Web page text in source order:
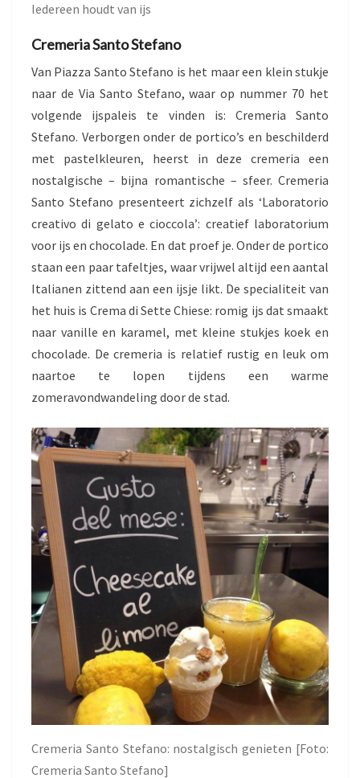
Iedereen houdt van ijs
Cremeria Santo Stefano
Van Piazza Santo Stefano is het maar een klein stukje
naar de Via Santo Stefano, waar op nummer 70 het
volgende ijspaleis te vinden is: Cremeria Santo
Stefano. Verborgen onder de portico’s en beschilderd
met pastelkleuren, heerst in deze cremeria een
nostalgische – bijna romantische – sfeer. Cremeria
Santo Stefano presenteert zichzelf als ‘Laboratorio
creativo di gelato e cioccola’: creatief laboratorium
voor ijs en chocolade. En dat proef je. Onder de portico
staan een paar tafeltjes, waar vrijwel altijd een aantal
Italianen zittend aan een ijsje likt. De specialiteit van
het huis is Crema di Sette Chiese: romig ijs dat smaakt
naar vanille en karamel, met kleine stukjes koek en
chocolade. De cremeria is relatief rustig en leuk om
naartoe te lopen tijdens een warme
zomeravondwandeling door de stad.
Cremeria Santo Stefano: nostalgisch genieten [Foto:
Cremeria Santo Stefano]